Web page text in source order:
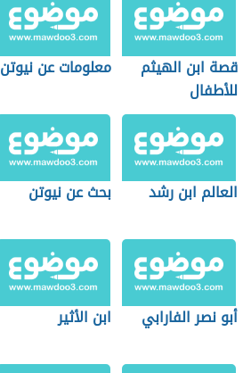
قصة ابن الهيثم
للأطفال
معلومات عن نيوتن
العالم ابن رشد بحث عن نيوتن
أبو نصر الفارابي ابن الأثير